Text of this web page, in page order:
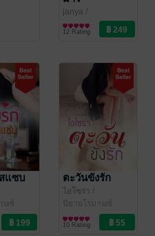
janya /
Rosequartz_writer
นิยายโรมานซ์
12 Rating
แซบ
นซ์
ตะวันขังรัก
ไอโซร่า /
Rosequartz_writer
นิยายโรมานซ์
10 Rating